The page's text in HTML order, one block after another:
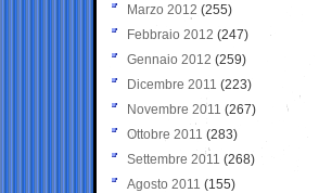
Marzo 2012 (255)
Febbraio 2012 (247)
Gennaio 2012 (259)
Dicembre 2011 (223)
Novembre 2011 (267)
Ottobre 2011 (283)
Settembre 2011 (268)
Agosto 2011 (155)